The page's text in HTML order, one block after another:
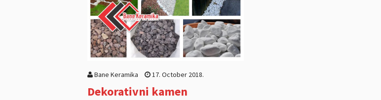
Bane Keramika 17. October 2018.
Dekorativni kamen